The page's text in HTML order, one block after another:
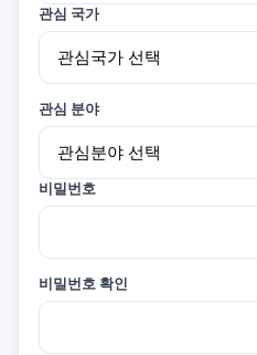
관심 국가
관심 분야
비밀번호
비밀번호 확인